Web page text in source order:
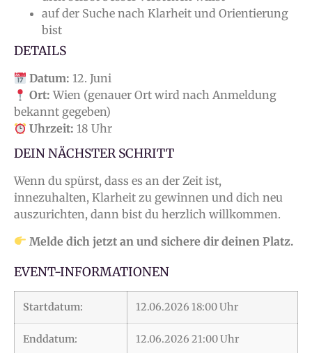
auf der Suche nach Klarheit und Orientierung
bist
DETAILS
Datum: 12. Juni
Ort: Wien (genauer Ort wird nach Anmeldung
bekannt gegeben)
Uhrzeit: 18 Uhr
DEIN NÄCHSTER SCHRITT
Wenn du spürst, dass es an der Zeit ist,
innezuhalten, Klarheit zu gewinnen und dich neu
auszurichten, dann bist du herzlich willkommen.
Melde dich jetzt an und sichere dir deinen Platz.
EVENT-INFORMATIONEN
Startdatum: 12.06.2026 18:00 Uhr
Enddatum: 12.06.2026 21:00 Uhr